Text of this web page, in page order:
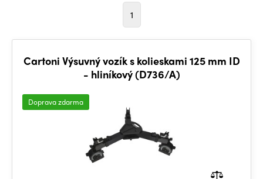
1
Cartoni Výsuvný vozík s kolieskami 125 mm ID
- hliníkový (D736/A)
Doprava zdarma